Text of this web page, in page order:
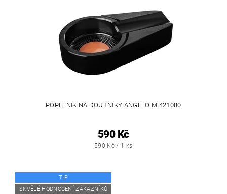
POPELNÍK NA DOUTNÍKY ANGELO M 421080
590 Kč
590 Kč / 1 ks
TIP
SKVĚLÉ HODNOCENÍ ZÁKAZNÍKŮ